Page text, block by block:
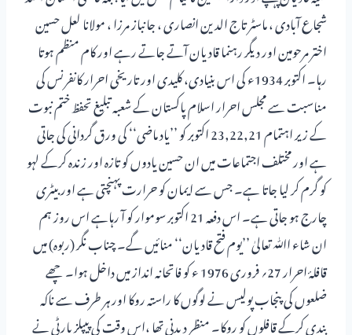
شجاع آبادی ، ماسٹر تاج الدین انصاری ، جانباز مرزا ، مولانا لعل حسین
اختر مرحومین اور دیگر رہنما قادیان آتے جاتے رہے اور کام منظم ہوتا
رہا۔ اکتوبر 1934ء کی اس بنیادی، کلیدی اور تاریخی احرار کانفرنس کی
مناسبت سے مجلس احرار اسلام پاکستان کے شعبہ تبلیغ تحفظ ختم نبوت
کے زیر اہتمام 23,22,21 اکتوبر کو ’’یاد ماضی‘‘ کی ورق گردانی کی جاتی
ہے اور مختلف اجتماعات میں ان حسین یادوں کو تازہ اور زندہ کرکے لہو
کو گرم کر لیا جاتا ہے۔ جس سے ایمان کو حرارت پہنچتی ہے اور بیٹری
چارج ہو جاتی ہے۔ اس دفعہ 21 اکتوبر سوموار کو آ رہاہے اس روز ہم
ان شاء اﷲ تعالیٰ ’’یوم فتح قادیان‘‘ منائیں گے۔ چناب نگر (ربوہ) میں
قافلۂ احرار 27؍ فروری 1976 ء کو فاتحانہ انداز میں داخل ہوا۔ چھے
ضلعوں کی پنجاب پولیس نے لوگوں کا راستہ روکا اور ہر طرف سے ناکہ
بندی کرکے قافلوں کو روکا۔ منظر دیدنی تھا ،اس وقت کی پیپلز پارٹی نے